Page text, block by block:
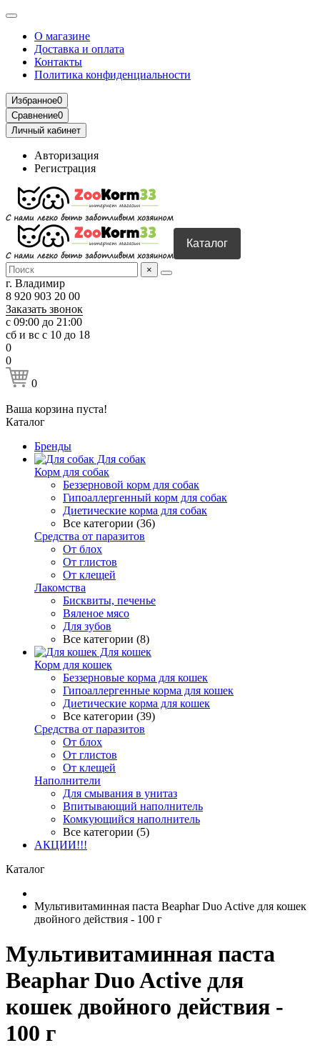
О магазине
Доставка и оплата
Контакты
Политика конфиденциальности
Избранное0
Сравнение0
Личный кабинет
Авторизация
Регистрация
Каталог
×
г. Владимир
8 920 903 20 00
Заказать звонок
с 09:00 до 21:00
сб и вс с 10 до 18
0
0
0
Ваша корзина пуста!
Каталог
Бренды
Для собак
Корм для собак
Беззерновой корм для собак
Гипоаллергенный корм для собак
Диетические корма для собак
Все категории (36)
Средства от паразитов
От блох
От глистов
От клещей
Лакомства
Бисквиты, печенье
Вяленое мясо
Для зубов
Все категории (8)
Для кошек
Корм для кошек
Беззерновые корма для кошек
Гипоаллергенные корма для кошек
Диетические корма для кошек
Все категории (39)
Средства от паразитов
От блох
От глистов
От клещей
Наполнители
Для смывания в унитаз
Впитывающий наполнитель
Комкующийся наполнитель
Все категории (5)
АКЦИИ!!!
Каталог
Мультивитаминная паста Beaphar Duo Active для кошек
двойного действия - 100 г
Мультивитаминная паста
Beaphar Duo Active для
кошек двойного действия -
100 г